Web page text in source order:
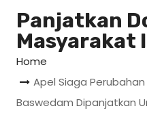
Panjatkan
Masyarakat
Home
Apel Siaga
Baswedam Dipanjatkan